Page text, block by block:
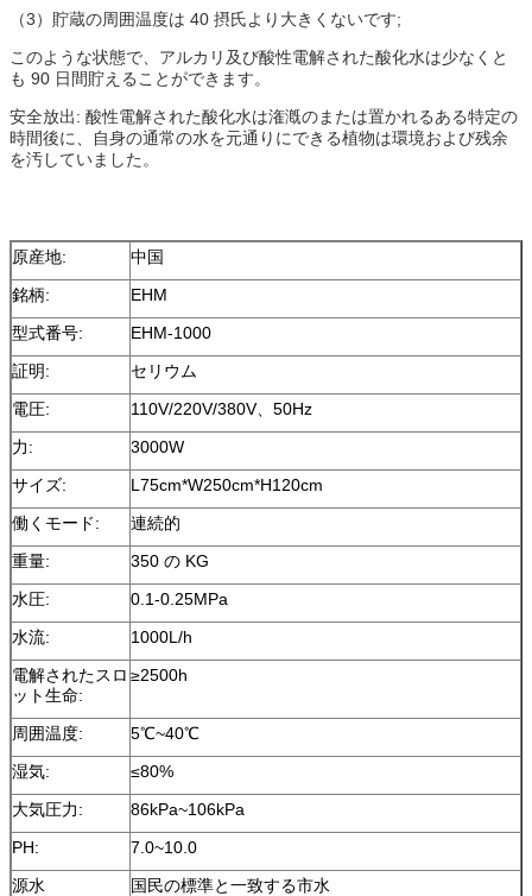
（3）貯蔵の周囲温度は 40 摂氏より大きくないです;
このような状態で、アルカリ及び酸性電解された酸化水は少なくと
も 90 日間貯えることができます。
安全放出: 酸性電解された酸化水は潅漑のまたは置かれるある特定の
時間後に、自身の通常の水を元通りにできる植物は環境および残余
を汚していました。
原産地:
中国
銘柄:
EHM
型式番号:
EHM-1000
証明:
セリウム
電圧:
110V/220V/380V、50Hz
力:
3000W
サイズ:
L75cm*W250cm*H120cm
働くモード:
連続的
重量:
350 の KG
水圧:
0.1-0.25MPa
水流:
1000L/h
電解されたスロ
ット生命:
≥2500h
周囲温度:
5℃~40℃
湿気:
≤80%
大気圧力:
86kPa~106kPa
PH:
7.0~10.0
源水
国民の標準と一致する市水